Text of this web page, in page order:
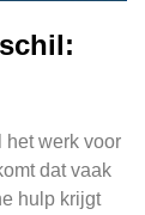
het werk voor
dat vaak
hulp krijgt